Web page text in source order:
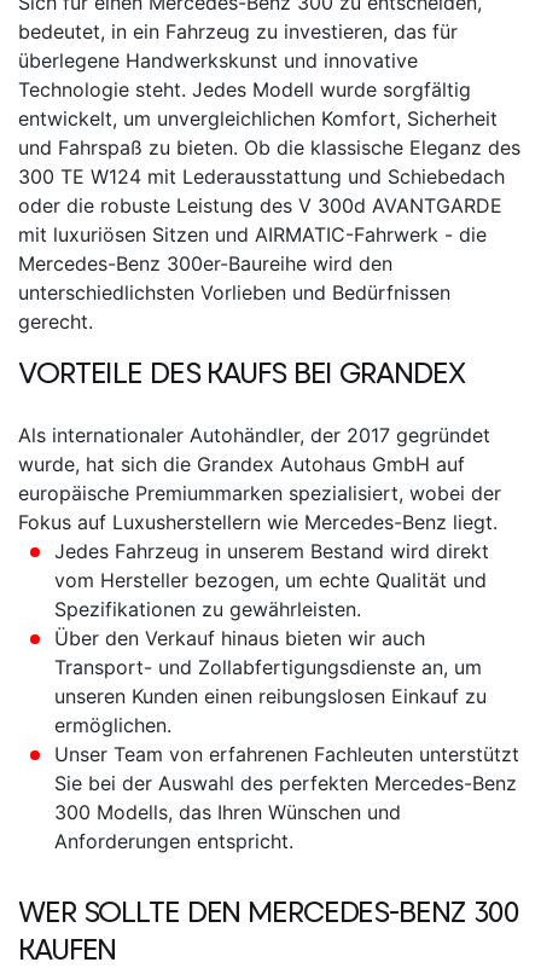
bedeutet, in ein Fahrzeug zu investieren, das für
überlegene Handwerkskunst und innovative
Technologie steht. Jedes Modell wurde sorgfältig
entwickelt, um unvergleichlichen Komfort, Sicherheit
und Fahrspaß zu bieten. Ob die klassische Eleganz des
300 TE W124 mit Lederausstattung und Schiebedach
oder die robuste Leistung des V 300d AVANTGARDE
mit luxuriösen Sitzen und AIRMATIC-Fahrwerk - die
Mercedes-Benz 300er-Baureihe wird den
unterschiedlichsten Vorlieben und Bedürfnissen
gerecht.
VORTEILE DES KAUFS BEI GRANDEX
Als internationaler Autohändler, der 2017 gegründet
wurde, hat sich die Grandex Autohaus GmbH auf
europäische Premiummarken spezialisiert, wobei der
Fokus auf Luxusherstellern wie Mercedes-Benz liegt.
Jedes Fahrzeug in unserem Bestand wird direkt
vom Hersteller bezogen, um echte Qualität und
Spezifikationen zu gewährleisten.
Über den Verkauf hinaus bieten wir auch
Transport- und Zollabfertigungsdienste an, um
unseren Kunden einen reibungslosen Einkauf zu
ermöglichen.
Unser Team von erfahrenen Fachleuten unterstützt
Sie bei der Auswahl des perfekten Mercedes-Benz
300 Modells, das Ihren Wünschen und
Anforderungen entspricht.
WER SOLLTE DEN MERCEDES-BENZ 300
KAUFEN